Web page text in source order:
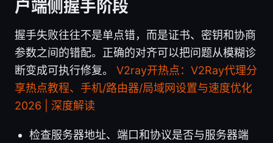
户端侧握手阶段
握手失败往往不是单点错，而是证书、密钥和协商
参数之间的错配。正确的对齐可以把问题从模糊诊
断变成可执行修复。 V2ray开热点：V2Ray代理分
享热点教程、手机/路由器/局域网设置与速度优化
2026 | 深度解读
检查服务器地址、端口和协议是否与服务器端